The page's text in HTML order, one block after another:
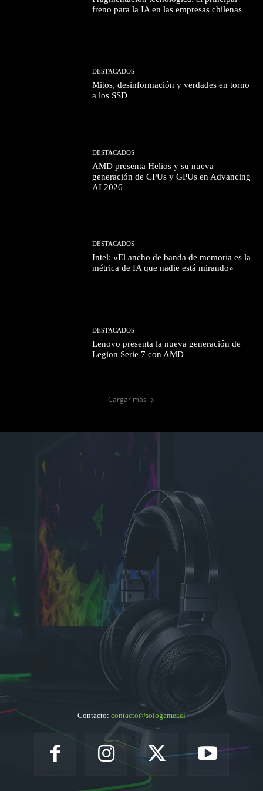
freno para la IA en las empresas chilenas
DESTACADOS
Mitos, desinformación y verdades en torno
a los SSD
DESTACADOS
AMD presenta Helios y su nueva
generación de CPUs y GPUs en Advancing
AI 2026
DESTACADOS
Intel: «El ancho de banda de memoria es la
métrica de IA que nadie está mirando»
DESTACADOS
Lenovo presenta la nueva generación de
Legion Serie 7 con AMD
Cargar más
Contacto: contacto@sologamer.cl